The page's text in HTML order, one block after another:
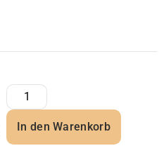
In den Warenkorb